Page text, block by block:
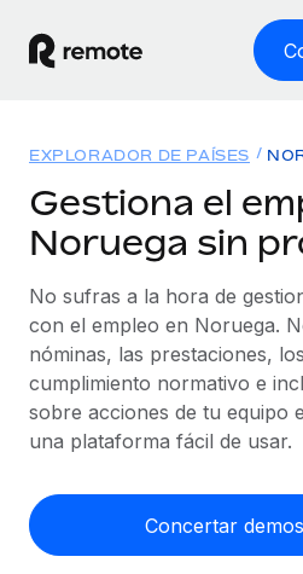
EMPLEO GLOBAL
Nómina global
Gestiona las nóminas de
legalidad.
Employer of Record
Expándete en todo el mundo
cumpliendo la normativa.
Soluciones
COBERTURA MUNDIAL
Explorador de países
Consulta el soporte del
Explorador estatal de EE.
Simplifica la contratación en
Comparador de Remote
Compáranos con otras
Recursos
HERRAMIENTAS Y
Calculadora del riesgo
Consulta el riesgo de
cualquier país.
Precios
English
EXPLORADOR DE PAÍSES
Gestiona el
Noruega sin
No sufras a la hora de
con el empleo en Noruega.
nóminas, las prestaciones,
cumplimiento normativo e
sobre acciones de tu equipo
una plataforma fácil de usar.
Concertar